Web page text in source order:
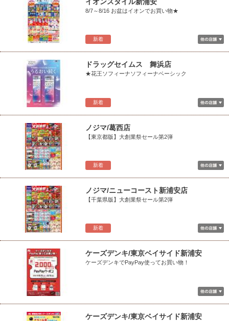
新着
8/7～8/16 お盆はイオンでお買い物★
新着
ドラッグセイムス 舞浜店
★花王ソフィーナソフィーナベーシック
新着
ノジマ/葛西店
【東京都版】大創業祭セール第2弾
新着
ノジマ/ニューコースト新浦安店
【千葉県版】大創業祭セール第2弾
ケーズデンキ/東京ベイサイド新浦安
ケーズデンキでPayPay使ってお買い物！
ケーズデンキ/東京ベイサイド新浦安